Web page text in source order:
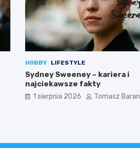
HOBBY LIFESTYLE
Sydney Sweeney – kariera i
najciekawsze fakty
1 sierpnia 2026 Tomasz Baran